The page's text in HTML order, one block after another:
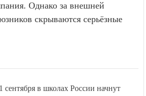
Однако за внешней
скрываются серьёзные
сентября в школах России начнут